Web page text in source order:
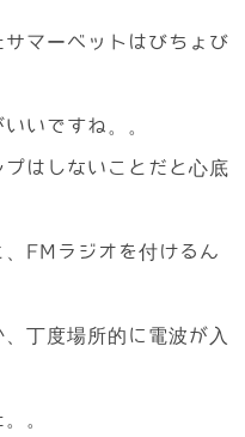
マーベットはびちょび
いですね。。
はしないことだと心底
FMラジオを付けるん
丁度場所的に電波が入
。